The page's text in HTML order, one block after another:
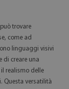
trovare
come ad
linguaggi visivi
di creare una
realismo delle
Questa versatilità